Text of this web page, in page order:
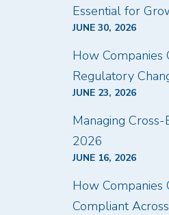
Essential for
JUNE 30, 2026
How Companies
Regulatory
JUNE 23, 2026
Managing
2026
JUNE 16, 2026
How Companies
Compliant